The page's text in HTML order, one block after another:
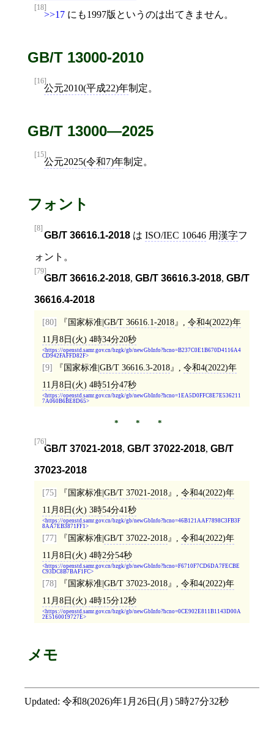
[18]
>>17 にも1997版というのは出てきません。
GB/T 13000-2010
[16]
公元2010(平成22)年制定。
GB/T 13000—2025
[15]
公元2025(令和7)年制定。
フォント
[8]
GB/T 36616.1-2018 は ISO/IEC 10646 用漢字フ
ォント。
[79]
GB/T 36616.2-2018, GB/T 36616.3-2018, GB/T
36616.4-2018
[80] 国家标准|GB/T 36616.1-2018
令和4(2022)年
11月8日(火) 4時34分20秒
https://openstd.samr.gov.cn/bzgk/gb/newGbInfo?hcno=B237C0E1B670D4116A4
CD942FAFFD82F
[9] 国家标准|GB/T 36616.3-2018
令和4(2022)年
11月8日(火) 4時51分47秒
https://openstd.samr.gov.cn/bzgk/gb/newGbInfo?hcno=1EA5D0FFC8E7E536211
7A060B6BE8D65
[76]
GB/T 37021-2018, GB/T 37022-2018, GB/T
37023-2018
[75] 国家标准|GB/T 37021-2018
令和4(2022)年
11月8日(火) 3時54分41秒
https://openstd.samr.gov.cn/bzgk/gb/newGbInfo?hcno=46B121AAF7898C3FB3F
8AA7EB3871FF1
[77] 国家标准|GB/T 37022-2018
令和4(2022)年
11月8日(火) 4時2分54秒
https://openstd.samr.gov.cn/bzgk/gb/newGbInfo?hcno=F6710F7CD6DA7FECBE
C93DC8B7BAF1FC
[78] 国家标准|GB/T 37023-2018
令和4(2022)年
11月8日(火) 4時15分12秒
https://openstd.samr.gov.cn/bzgk/gb/newGbInfo?hcno=0CE902E811B1143D00A
2E5160019727E
メモ
Updated: 令和8(2026)年1月26日(月) 5時27分32秒